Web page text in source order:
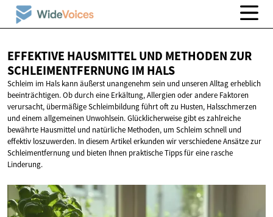
EFFEKTIVE HAUSMITTEL UND METHODEN ZUR
SCHLEIMENTFERNUNG IM HALS
Schleim im Hals kann äußerst unangenehm sein und unseren Alltag erheblich
beeinträchtigen. Ob durch eine Erkältung, Allergien oder andere Faktoren
verursacht, übermäßige Schleimbildung führt oft zu Husten, Halsschmerzen
und einem allgemeinen Unwohlsein. Glücklicherweise gibt es zahlreiche
bewährte Hausmittel und natürliche Methoden, um Schleim schnell und
effektiv loszuwerden. In diesem Artikel erkunden wir verschiedene Ansätze zur
Schleimentfernung und bieten Ihnen praktische Tipps für eine rasche
Linderung.